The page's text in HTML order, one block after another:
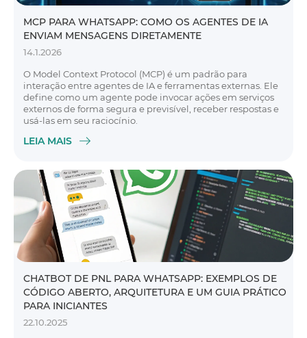
MCP PARA WHATSAPP: COMO OS AGENTES DE IA
ENVIAM MENSAGENS DIRETAMENTE
14.1.2026
O Model Context Protocol (MCP) é um padrão para
interação entre agentes de IA e ferramentas externas. Ele
define como um agente pode invocar ações em serviços
externos de forma segura e previsível, receber respostas e
usá-las em seu raciocínio.
LEIA MAIS
CHATBOT DE PNL PARA WHATSAPP: EXEMPLOS DE
CÓDIGO ABERTO, ARQUITETURA E UM GUIA PRÁTICO
PARA INICIANTES
22.10.2025